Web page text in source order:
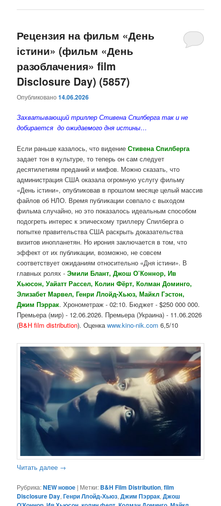
Рецензия на фильм «День
істини» (фильм «День
разоблачения» film
Disclosure Day) (5857)
Опубликовано14.06.2026
Захватывающий триллер Стивена Спилберга так и не
добирается до ожидаемого дня истины…
Если раньше казалось, что видениеСтивена Спилберга
задает тон в культуре, то теперь он сам следует
десятилетиям преданий и мифов. Можно сказать, что
администрация США оказала огромную услугу фильму
«День істини», опубликовав в прошлом месяце целый массив
файлов об НЛО. Время публикации совпало с выходом
фильма случайно, но это показалось идеальным способом
подогреть интерес к эпическому триллеру Спилберга о
попытке правительства США раскрыть доказательства
визитов инопланетян. Но ирония заключается в том, что
эффект от их публикации, возможно, не совсем
соответствует ожиданиям относительно «Дня істини». В
главных ролях -Эмили Блант, Джош О’Коннор, Ив
Хьюсон, Уайатт Рассел, Колин Фёрт, Колман Доминго,
Элизабет Марвел, Генри Ллойд-Хьюз, Майкл Гэстон,
Джим Пэррак. Хронометраж - 02:10. Бюджет - $250 000 000.
Премьера (мир) - 12.06.2026. Премьера (Украина) - 11.06.2026
(B&H film distribution). Оценкаwww.kino-nik.com 6,5/10
Читать далее →
Рубрика:NEW новое | Метки: B&H Film Distribution,film
Disclosure Day,Генри Ллойд-Хьюз,Джим Пэррак,Джош